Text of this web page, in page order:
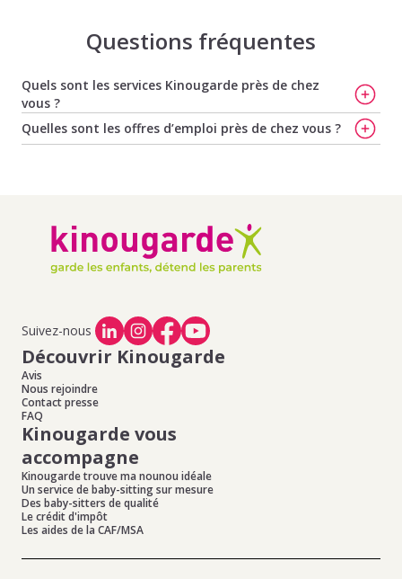
Questions fréquentes
Quels sont les services Kinougarde près de chez
vous ?
Trouvez votre nounou à Villeurbanne ,
Faites garder vos
enfants à Villeurbanne
Bien choisir votre baby-sitter à
Quelles sont les offres d’emploi près de chez vous ?
baby-sitting à Fontaines Sur Saone
Offres d'emploi de baby-sitting à Mionnay
d'emploi de baby-sitting à Tramoyes ,
baby-sitting à Poleymieux Au Mont D Or
d'emploi de baby-sitting à St Andre De Corcy
Suivez-nous
Découvrir Kinougarde
Avis
Nous rejoindre
Contact presse
FAQ
Kinougarde vous
accompagne
Kinougarde trouve ma nounou idéale
Un service de baby-sitting sur mesure
Des baby-sitters de qualité
Le crédit d'impôt
Les aides de la CAF/MSA